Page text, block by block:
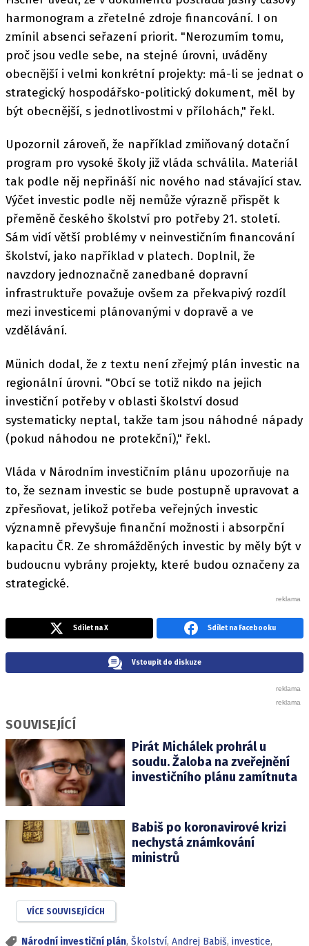
harmonogram a zřetelné zdroje financování. I on
zmínil absenci seřazení priorit. "Nerozumím tomu,
proč jsou vedle sebe, na stejné úrovni, uváděny
obecnější i velmi konkrétní projekty: má-li se jednat o
strategický hospodářsko-politický dokument, měl by
být obecnější, s jednotlivostmi v přílohách," řekl.
Upozornil zároveň, že například zmiňovaný dotační
program pro vysoké školy již vláda schválila. Materiál
tak podle něj nepřináší nic nového nad stávající stav.
Výčet investic podle něj nemůže výrazně přispět k
přeměně českého školství pro potřeby 21. století.
Sám vidí větší problémy v neinvestičním financování
školství, jako například v platech. Doplnil, že
navzdory jednoznačně zanedbané dopravní
infrastruktuře považuje ovšem za překvapivý rozdíl
mezi investicemi plánovanými v dopravě a ve
vzdělávání.
Münich dodal, že z textu není zřejmý plán investic na
regionální úrovni. "Obcí se totiž nikdo na jejich
investiční potřeby v oblasti školství dosud
systematicky neptal, takže tam jsou náhodné nápady
(pokud náhodou ne protekční)," řekl.
Vláda v Národním investičním plánu upozorňuje na
to, že seznam investic se bude postupně upravovat a
zpřesňovat, jelikož potřeba veřejných investic
významně převyšuje finanční možnosti i absorpční
kapacitu ČR. Ze shromážděných investic by měly být v
budoucnu vybrány projekty, které budou označeny za
strategické.
Sdílet na X Sdílet na Facebooku
Vstoupit do diskuze
SOUVISEJÍCÍ
Pirát Michálek prohrál u
soudu. Žaloba na zveřejnění
investičního plánu zamítnuta
Babiš po koronavirové krizi
nechystá známkování
ministrů
VÍCE SOUVISEJÍCÍCH
Národní investiční plán, Školství, Andrej Babiš, investice,